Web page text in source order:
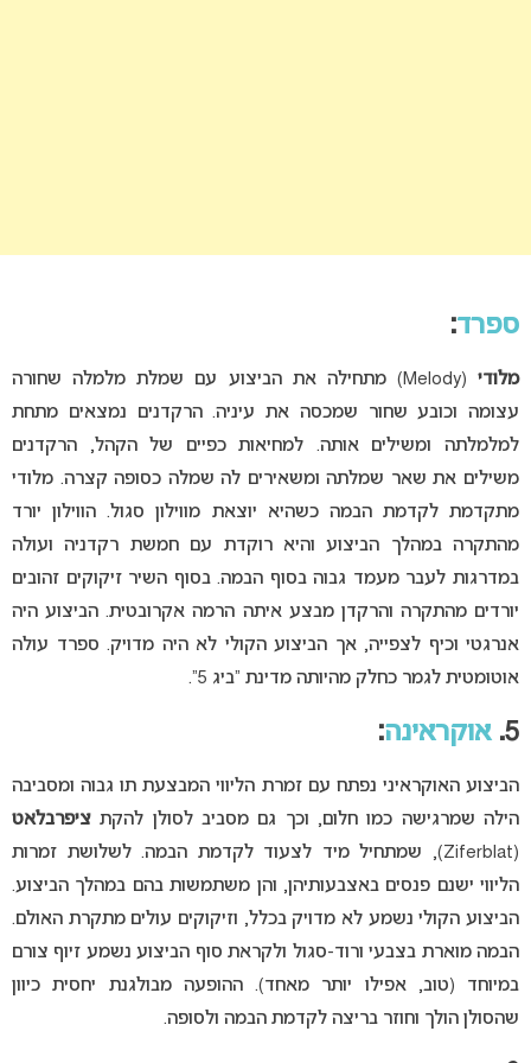
ספרד:
מלודי
(Melody) מתחילה את הביצוע עם שמלת מלמלה שחורה
עצומה וכובע שחור שמכסה את עיניה. הרקדנים נמצאים מתחת
למלמלתה ומשילים אותה. למחיאות כפיים של הקהל, הרקדנים
משילים את שאר שמלתה ומשאירים לה שמלה כסופה קצרה. מלודי
מתקדמת לקדמת הבמה כשהיא יוצאת מווילון סגול. הווילון יורד
מהתקרה במהלך הביצוע והיא רוקדת עם חמשת רקדניה ועולה
במדרגות לעבר מעמד גבוה בסוף הבמה. בסוף השיר זיקוקים זהובים
יורדים מהתקרה והרקדן מבצע איתה הרמה אקרובטית. הביצוע היה
אנרגטי וכיף לצפייה, אך הביצוע הקולי לא היה מדויק. ספרד עולה
אוטומטית לגמר כחלק מהיותה מדינת “ביג 5”.
5. אוקראינה:
הביצוע האוקראיני נפתח עם זמרת הליווי המבצעת תו גבוה ומסביבה
הילה שמרגישה כמו חלום, וכך גם מסביב לסולן להקת ציפרבלאט
(Ziferblat), שמתחיל מיד לצעוד לקדמת הבמה. לשלושת זמרות
הליווי ישנם פנסים באצבעותיהן, והן משתמשות בהם במהלך הביצוע.
הביצוע הקולי נשמע לא מדויק בכלל, וזיקוקים עולים מתקרת האולם.
הבמה מוארת בצבעי ורוד-סגול ולקראת סוף הביצוע נשמע זיוף צורם
במיוחד (טוב, אפילו יותר מאחד). ההופעה מבולגנת יחסית כיוון
שהסולן הולך וחוזר בריצה לקדמת הבמה ולסופה.